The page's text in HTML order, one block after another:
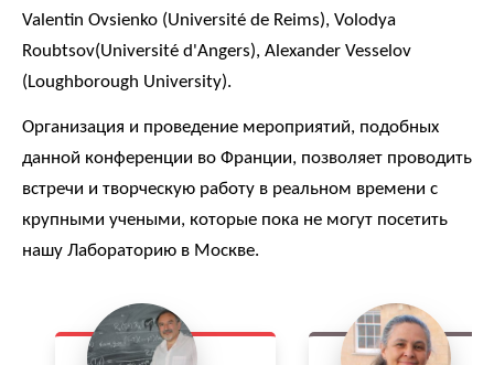
Valentin Ovsienko (Université de Reims), Volodya
Roubtsov(Université d'Angers), Alexander Vesselov
(Loughborough University).
Организация и проведение мероприятий, подобных
данной конференции во Франции, позволяет проводить
встречи и творческую работу в реальном времени с
крупными учеными, которые пока не могут посетить
нашу Лабораторию в Москве.